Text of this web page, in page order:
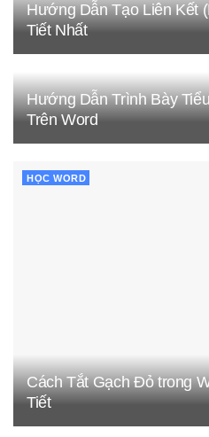
Hướng Dẫn Tạo Liên Kết
Tiết Nhất
Hướng Dẫn Trình Bày
Trên Word
HỌC WORD
Cách Tắt Gạch Đỏ trong
Tiết